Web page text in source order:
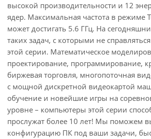
высокой производительности и 12
ядер. Максимальная частота в режиме
может достигать 5.6 ГГц. На
таких задач, с которыми не
этой серии. Математическое
проектирование, программирование,
биржевая торговля, многопоточная
с мощной дискретной видеокартой
обучение и новейшие игры на
уровне – компьютеры этой серии
прослужат более 10 лет! Мы поможем
конфигурацию ПК под ваши задачи,